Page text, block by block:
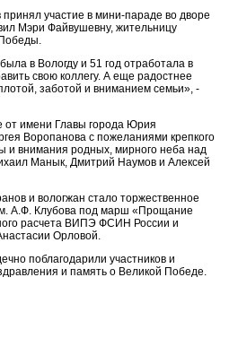
участие в мини-параде во дворе
Мэри Файвушевну, жительницу
в Вологду и 51 год отработала в
свою коллегу. А еще радостнее
заботой и вниманием семьи», -
от имени Главы города Юрия
Воропанова с пожеланиями крепкого
и внимания родных, мирного неба над
Манык, Дмитрий Наумов и Алексей
и вологжан стало торжественное
А.Ф. Клубова под марш «Прощание
расчета ВИПЭ ФСИН России и
Орловой.
поблагодарили участников и
и память о Великой Победе.